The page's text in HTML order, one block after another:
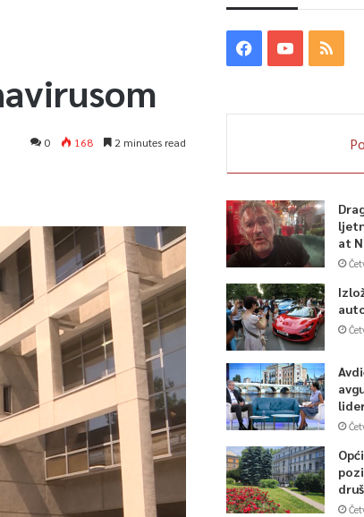
0 168 2 minutes read
at